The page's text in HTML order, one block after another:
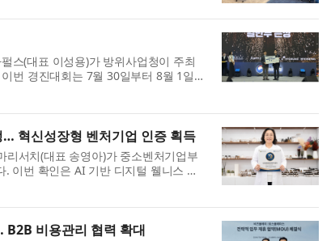
스(대표 이성용)가 방위사업청이 주최
번 경진대회는 7월 30일부터 8월 1일까
혁신성장형 벤처기업 인증 획득
서치(대표 송영아)가 중소벤처기업부
이번 확인은 AI 기반 디지털 웰니스 기
비용관리 협력 확대